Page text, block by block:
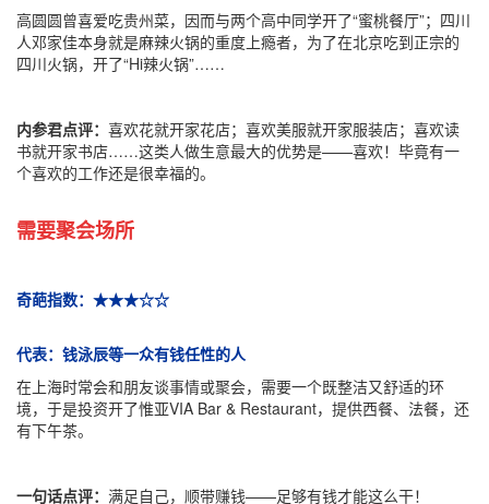
高圆圆曾喜爱吃贵州菜，因而与两个高中同学开了“蜜桃餐厅”；四川
人邓家佳本身就是麻辣火锅的重度上瘾者，为了在北京吃到正宗的
四川火锅，开了“Hi辣火锅”……
内参君点评： 喜欢花就开家花店；喜欢美服就开家服装店；喜欢读
书就开家书店……这类人做生意最大的优势是——喜欢！毕竟有一
个喜欢的工作还是很幸福的。
需要聚会场所
奇葩指数：★★★☆☆
代表：钱泳辰等一众有钱任性的人
在上海时常会和朋友谈事情或聚会，需要一个既整洁又舒适的环
境，于是投资开了惟亚VIA Bar & Restaurant，提供西餐、法餐，还
有下午茶。
一句话点评： 满足自己，顺带赚钱——足够有钱才能这么干！